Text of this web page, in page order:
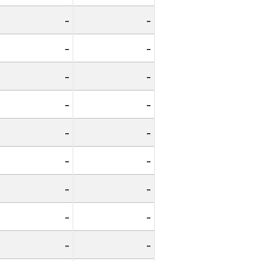
-
-
-
-
-
-
-
-
-
-
-
-
-
-
-
-
-
-